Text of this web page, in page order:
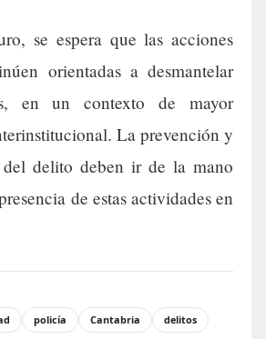
se espera que las acciones
orientadas a desmantelar
en un contexto de mayor
La prevención y
delito deben ir de la mano
de estas actividades en
policía Cantabria delitos